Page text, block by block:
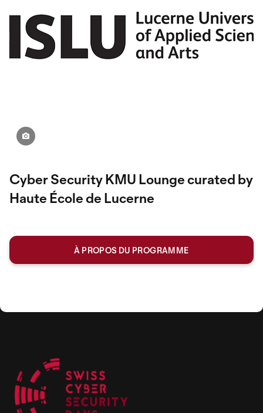
Cyber Security KMU Lounge curated by
Haute École de Lucerne
À PROPOS DU PROGRAMME